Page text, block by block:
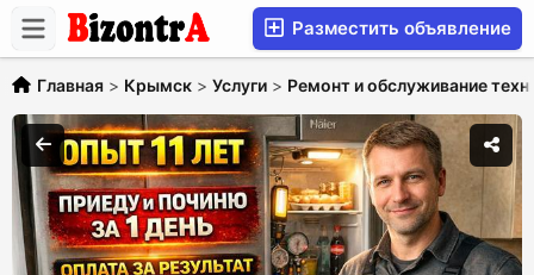
Разместить объявление
Главная > Крымск > Услуги > Ремонт и обслуживание